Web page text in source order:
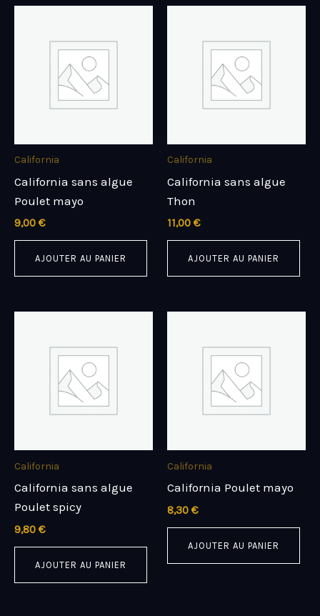
California
California sans algue
Poulet mayo
9,00 €
AJOUTER AU PANIER
California
California sans algue
Thon
11,00 €
AJOUTER AU PANIER
California
California sans algue
Poulet spicy
9,80 €
AJOUTER AU PANIER
California
California Poulet mayo
8,30 €
AJOUTER AU PANIER